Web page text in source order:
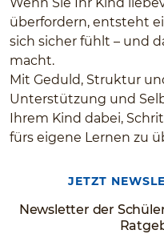
überfordern, entsteht
sich sicher fühlt – und
macht.
Mit Geduld, Struktur
Unterstützung und
Ihrem Kind dabei,
fürs eigene Lernen zu
JETZT
Newsletter der